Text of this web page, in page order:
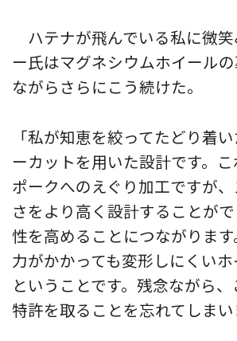
ハテナが飛んでいる私に微
ー氏はマグネシウムホイール
ながらさらにこう続けた。
「私が知恵を絞ってたどり着
ーカットを用いた設計です。
ポークへのえぐり加工ですが
さをより高く設計することが
性を高めることにつながりま
力がかかっても変形しにくい
ということです。残念ながら
特許を取ることを忘れてしまい